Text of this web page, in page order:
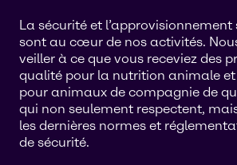
La sécurité et
sont au cœur de nos activités.
veiller à ce que vous receviez des
qualité pour la nutrition animale et
pour animaux de compagnie de
qui non seulement respectent,
les dernières normes et
de sécurité.